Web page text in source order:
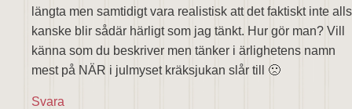
längta men samtidigt vara realistisk att det faktiskt inte alls
kanske blir sådär härligt som jag tänkt. Hur gör man? Vill
känna som du beskriver men tänker i ärlighetens namn
mest på NÄR i julmyset kräksjukan slår till 🙁
Svara